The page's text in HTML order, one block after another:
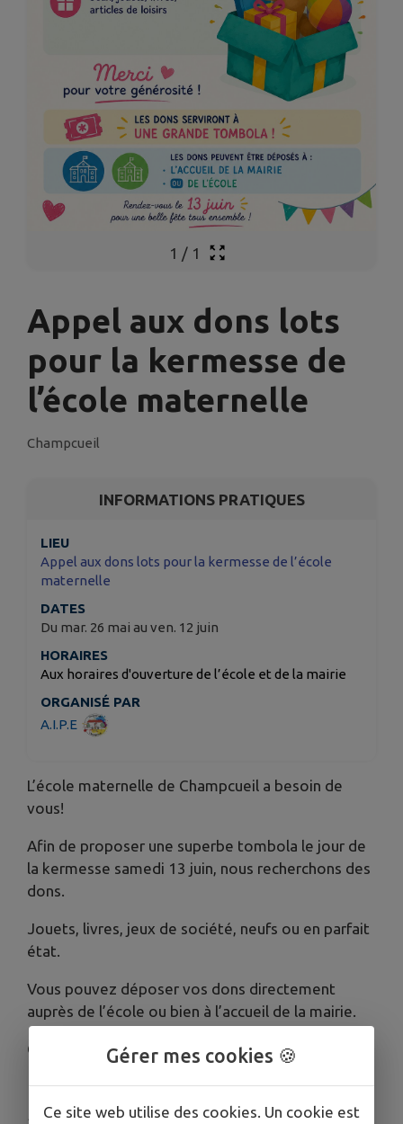
1 / 1
Appel aux dons lots
pour la kermesse de
l’école maternelle
Champcueil
INFORMATIONS PRATIQUES
LIEU
Appel aux dons lots pour la kermesse de l’école
maternelle
DATES
Du mar. 26 mai au ven. 12 juin
HORAIRES
Aux horaires d'ouverture de l’école et de la mairie
ORGANISÉ PAR
A.I.P.E
L’école maternelle de Champcueil a besoin de
vous!
Afin de proposer une superbe tombola le jour de
la kermesse samedi 13 juin, nous recherchons des
dons.
Jouets, livres, jeux de société, neufs ou en parfait
état.
Vous pouvez déposer vos dons directement
auprès de l’école ou bien à l’accueil de la mairie.
On compte sur vous!
Publié par L’Aipe pour l’école maternelle
Gérer mes cookies 🍪
Ce site web utilise des cookies. Un cookie est